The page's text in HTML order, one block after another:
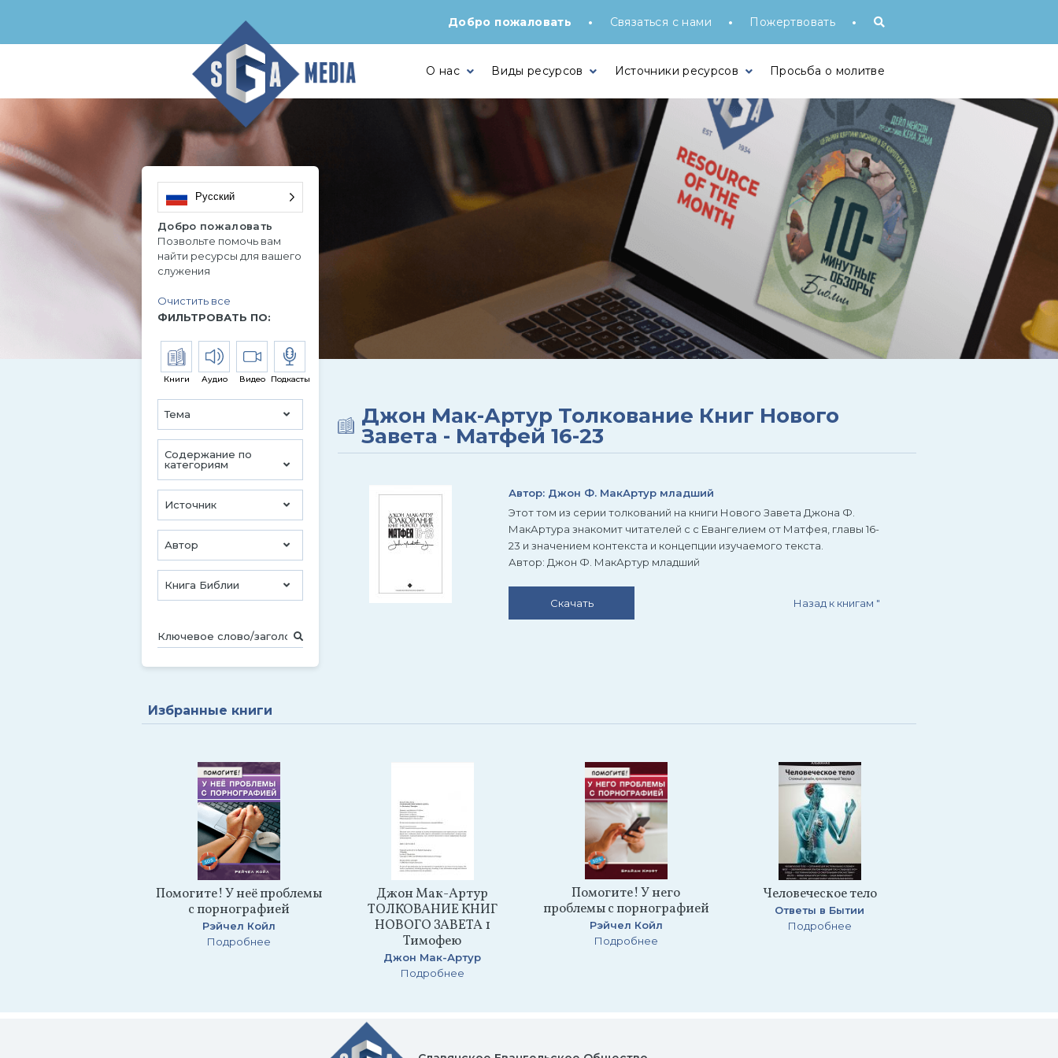
Добро пожаловать • Связаться с нами • Пожертвовать •
О нас Виды ресурсов Источники ресурсов Просьба о молитве
Русский
Добро пожаловать
Позвольте помочь вам
найти ресурсы для вашего
служения
Очистить все
ФИЛЬТРОВАТЬ ПО:
Книги Аудио Видео Подкасты
Тема
Содержание по
категориям
Источник
Автор
Книга Библии
Джон Мак-Артур Толкование Книг Нового
Завета - Матфей 16-23
Автор: Джон Ф. МакАртур младший
Этот том из серии толкований на книги Нового Завета Джона Ф.
МакАртура знакомит читателей с с Евангелием от Матфея, главы 16-
23 и значением контекста и концепции изучаемого текста.
Автор: Джон Ф. МакАртур младший
Скачать Назад к книгам "
Избранные книги
Помогите! У неё проблемы
с порнографией
Рэйчел Койл
Подробнее
Джон Мак-Артур
ТОЛКОВАНИЕ КНИГ
НОВОГО ЗАВЕТА 1
Тимофею
Джон Мак-Артур
Подробнее
Помогите! У него
проблемы с порнографией
Рэйчел Койл
Подробнее
Человеческое тело
Ответы в Бытии
Подробнее